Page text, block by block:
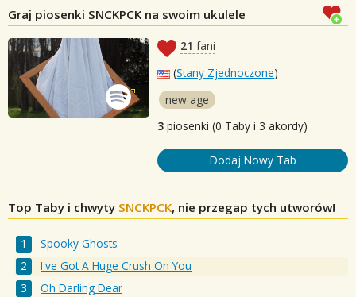
Graj piosenki SNCKPCK na swoim ukulele
21 fani
(Stany Zjednoczone)
new age
3 piosenki (0 Taby i 3 akordy)
Dodaj Nowy Tab
Top Taby i chwyty SNCKPCK, nie przegap tych utworów!
Spooky Ghosts
I've Got A Huge Crush On You
Oh Darling Dear